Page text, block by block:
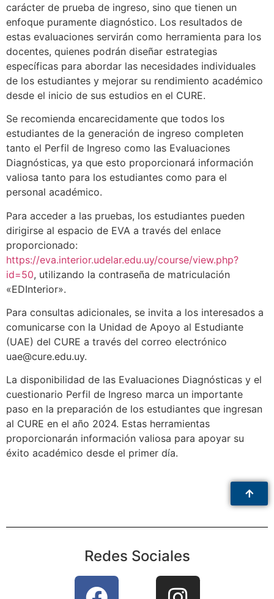
carácter de prueba de ingreso, sino que tienen un
enfoque puramente diagnóstico. Los resultados de
estas evaluaciones servirán como herramienta para los
docentes, quienes podrán diseñar estrategias
específicas para abordar las necesidades individuales
de los estudiantes y mejorar su rendimiento académico
desde el inicio de sus estudios en el CURE.
Se recomienda encarecidamente que todos los
estudiantes de la generación de ingreso completen
tanto el Perfil de Ingreso como las Evaluaciones
Diagnósticas, ya que esto proporcionará información
valiosa tanto para los estudiantes como para el
personal académico.
Para acceder a las pruebas, los estudiantes pueden
dirigirse al espacio de EVA a través del enlace
proporcionado:
https://eva.interior.udelar.edu.uy/course/view.php?
id=50, utilizando la contraseña de matriculación
«EDInterior».
Para consultas adicionales, se invita a los interesados a
comunicarse con la Unidad de Apoyo al Estudiante
(UAE) del CURE a través del correo electrónico
uae@cure.edu.uy.
La disponibilidad de las Evaluaciones Diagnósticas y el
cuestionario Perfil de Ingreso marca un importante
paso en la preparación de los estudiantes que ingresan
al CURE en el año 2024. Estas herramientas
proporcionarán información valiosa para apoyar su
éxito académico desde el primer día.
Redes Sociales